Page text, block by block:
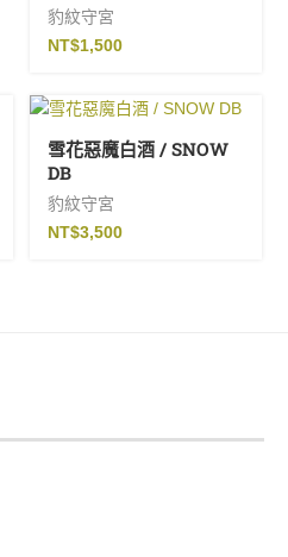
豹紋守宮
NT$1,500
雪花惡魔白酒 / SNOW
DB
豹紋守宮
NT$3,500